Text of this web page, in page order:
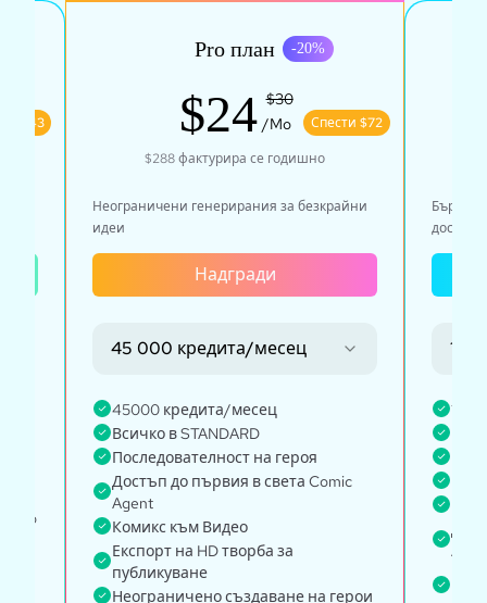
$43
4o
Pro план -20%
$24 $30
/Mo
Спести $72
$288фактурира се годишно
Неограничени генерирания за безкрайни
идеи
Надгради
45 000 кредита/месец
45000 кредита/месец
Всичко в STANDARD
Последователност на героя
Достъп до първия в света Comic
Agent
Комикс към Видео
Експорт на HD творба за
публикуване
Неограничено създаване на герои
Бързо,
достъп
135